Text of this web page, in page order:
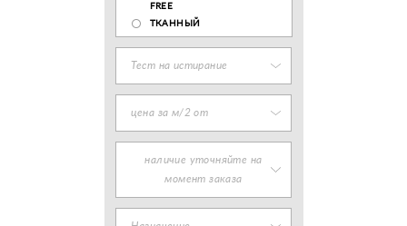
FREE
ТКАННЫЙ
Тест на истирание
цена за м/2 от
наличие уточняйте на
момент заказа